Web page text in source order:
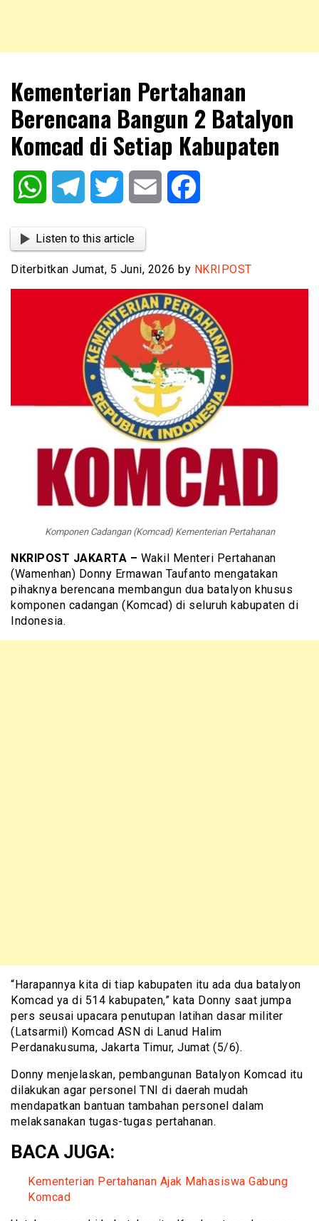
NKRIPOST
Kementerian Pertahanan
Berencana Bangun 2 Batalyon
Komcad di Setiap Kabupaten
WhatsAppTelegram Twitter Email
Listen to this article
Diterbitkan Jumat, 5 Juni, 2026 by NKRIPOST
Komponen Cadangan (Komcad) Kementerian Pertahanan
NKRIPOST JAKARTA – Wakil Menteri Pertahanan
(Wamenhan) Donny Ermawan Taufanto mengatakan
pihaknya berencana membangun dua batalyon khusus
komponen cadangan (Komcad) di seluruh kabupaten di
Indonesia.
“Harapannya kita di tiap kabupaten itu ada dua batalyon
Komcad ya di 514 kabupaten,” kata Donny saat jumpa
pers seusai upacara penutupan latihan dasar militer
(Latsarmil) Komcad ASN di Lanud Halim
Perdanakusuma, Jakarta Timur, Jumat (5/6).
Donny menjelaskan, pembangunan Batalyon Komcad itu
dilakukan agar personel TNI di daerah mudah
mendapatkan bantuan tambahan personel dalam
melaksanakan tugas-tugas pertahanan.
BACA JUGA:
Kementerian Pertahanan Ajak Mahasiswa Gabung
Komcad